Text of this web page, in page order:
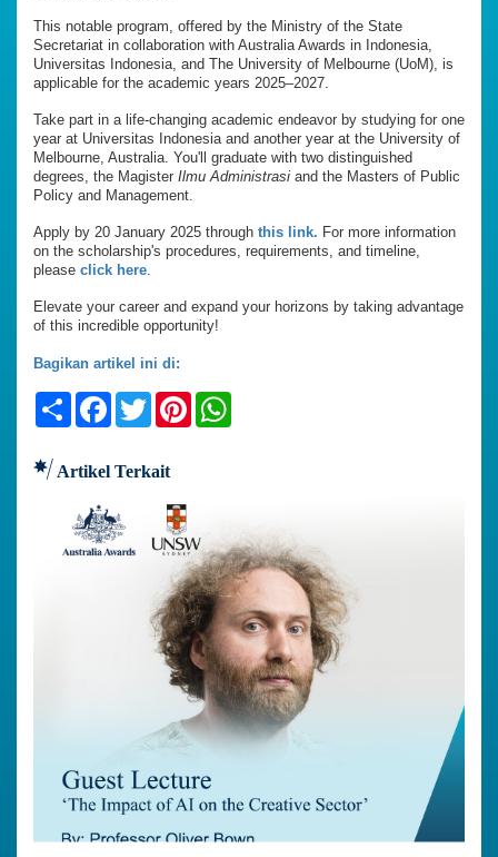
This notable program, offered by the Ministry of the State
Secretariat in collaboration with Australia Awards in Indonesia,
Universitas Indonesia, and The University of Melbourne (UoM), is
applicable for the academic years 2025–2027.
Take part in a life-changing academic endeavor by studying for one
year at Universitas Indonesia and another year at the University of
Melbourne, Australia. You'll graduate with two distinguished
degrees, the Magister Ilmu Administrasi and the Masters of Public
Policy and Management.
Apply by 20 January 2025 through this link. For more information
on the scholarship's procedures, requirements, and timeline,
please click here.
Elevate your career and expand your horizons by taking advantage
of this incredible opportunity!
Bagikan artikel ini di:
ShareFacebook
TwitterPinterest
Artikel Terkait